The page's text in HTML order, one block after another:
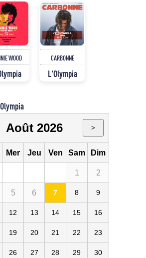
WOOD CARBONNE
L'Olympia
Août 2026 >
Mer Jeu Ven Sam Dim
1 2
5 6 7 8 9
12 13 14 15 16
19 20 21 22 23
26 27 28 29 30